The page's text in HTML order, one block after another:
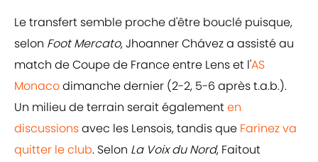
Le transfert semble proche d'être bouclé puisque,
selon Foot Mercato, Jhoanner Chávez a assisté au
match de Coupe de France entre Lens et l'AS
Monacodimanche dernier (2-2, 5-6 après t.a.b.).
Un milieu de terrain serait égalementen
discussionsavec les Lensois, tandis que Farinez va
quitter le club. Selon La Voix du Nord, Faitout